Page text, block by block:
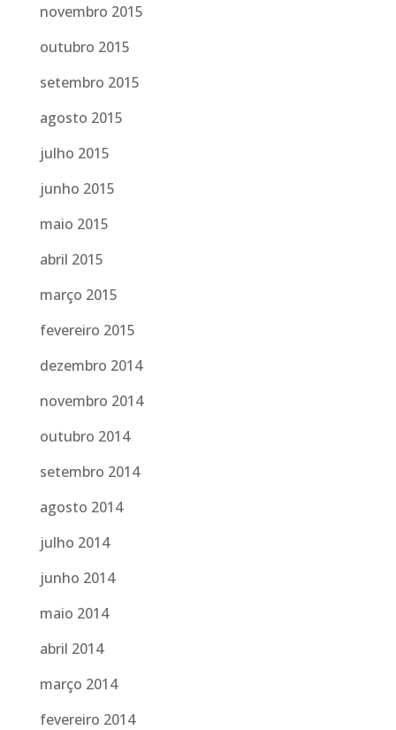
novembro 2015
outubro 2015
setembro 2015
agosto 2015
julho 2015
junho 2015
maio 2015
abril 2015
março 2015
fevereiro 2015
dezembro 2014
novembro 2014
outubro 2014
setembro 2014
agosto 2014
julho 2014
junho 2014
maio 2014
abril 2014
março 2014
fevereiro 2014